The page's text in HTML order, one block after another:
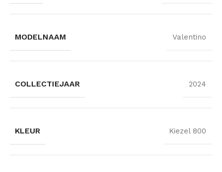
MODELNAAM Valentino
COLLECTIEJAAR 2024
KLEUR Kiezel 800